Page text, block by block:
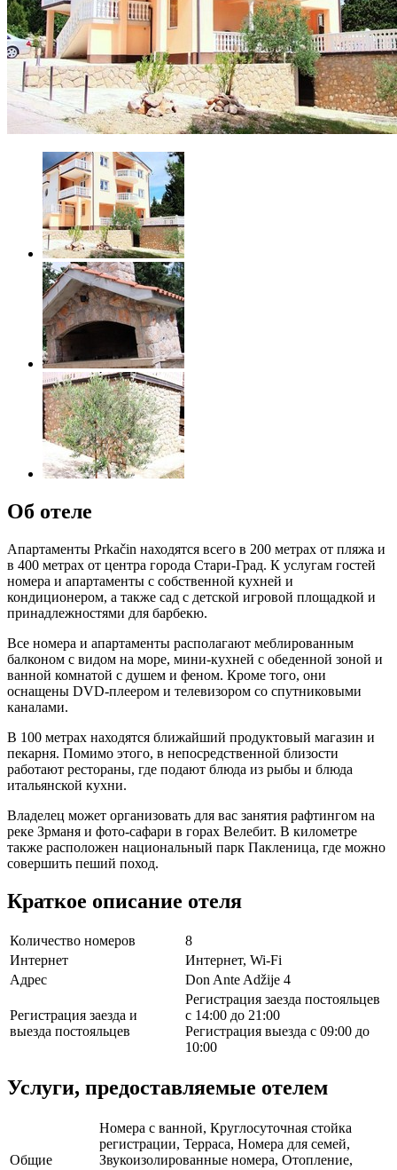
Об отеле
Апартаменты Prkačin находятся всего в 200 метрах от пляжа и
в 400 метрах от центра города Стари-Град. К услугам гостей
номера и апартаменты с собственной кухней и
кондиционером, а также сад с детской игровой площадкой и
принадлежностями для барбекю.
Все номера и апартаменты располагают меблированным
балконом с видом на море, мини-кухней с обеденной зоной и
ванной комнатой с душем и феном. Кроме того, они
оснащены DVD-плеером и телевизором со спутниковыми
каналами.
В 100 метрах находятся ближайший продуктовый магазин и
пекарня. Помимо этого, в непосредственной близости
работают рестораны, где подают блюда из рыбы и блюда
итальянской кухни.
Владелец может организовать для вас занятия рафтингом на
реке Зрманя и фото-сафари в горах Велебит. В километре
также расположен национальный парк Пакленица, где можно
совершить пеший поход.
Краткое описание отеля
Количество номеров
8
Интернет
Интернет, Wi-Fi
Адрес
Don Ante Adžije 4
Регистрация заезда и
выезда постояльцев
Регистрация заезда постояльцев
с 14:00 до 21:00
Регистрация выезда с 09:00 до
10:00
Услуги, предоставляемые отелем
Общие
Номера с ванной, Круглосуточная стойка
регистрации, Терраса, Номера для семей,
Звукоизолированные номера, Отопление,